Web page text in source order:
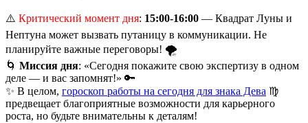
⚠️ Критический момент дня: 15:00-16:00 — Квадрат Луны и
Нептуна может вызвать путаницу в коммуникации. Не
планируйте важные переговоры! 🌪️
🌀 Миссия дня: «Сегодня покажите свою экспертизу в одном
деле — и вас запомнят!» 🔑
✨ В целом, гороскоп работы на сегодня для знака Дева ♍
предвещает благоприятные возможности для карьерного
роста, но будьте внимательны к деталям!